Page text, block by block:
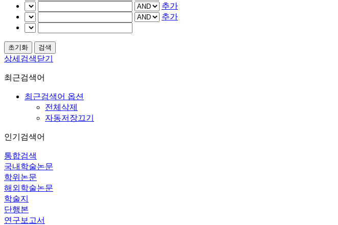
추가
추가
상세검색닫기
최근검색어
최근검색어 옵션
전체삭제
자동저장끄기
인기검색어
통합검색
국내학술논문
학위논문
해외학술논문
학술지
단행본
연구보고서